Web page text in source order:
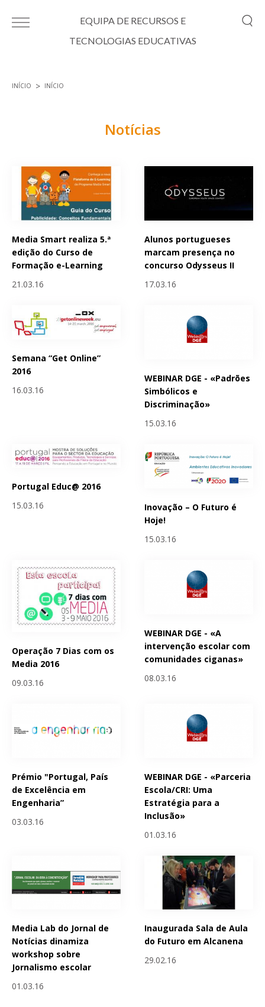
EQUIPA DE RECURSOS E
TECNOLOGIAS EDUCATIVAS
INÍCIO INÍCIO
Notícias
Media Smart realiza 5.ª
edição do Curso de
Formação e-Learning
21.03.16
Alunos portugueses
marcam presença no
concurso Odysseus II
17.03.16
Semana “Get Online”
2016
16.03.16
WEBINAR DGE - «Padrões
Simbólicos e
Discriminação»
15.03.16
Portugal Educ@ 2016
15.03.16
Inovação – O Futuro é
Hoje!
15.03.16
Operação 7 Dias com os
Media 2016
09.03.16
WEBINAR DGE - «A
intervenção escolar com
comunidades ciganas»
08.03.16
Prémio "Portugal, País
de Excelência em
Engenharia”
03.03.16
WEBINAR DGE - «Parceria
Escola/CRI: Uma
Estratégia para a
Inclusão»
01.03.16
Media Lab do Jornal de
Notícias dinamiza
workshop sobre
Jornalismo escolar
01.03.16
Inaugurada Sala de Aula
do Futuro em Alcanena
29.02.16
Páginas